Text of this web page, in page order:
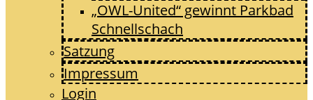
„OWL-United“ gewinnt Parkbad
Schnellschach
Satzung
Impressum
Login